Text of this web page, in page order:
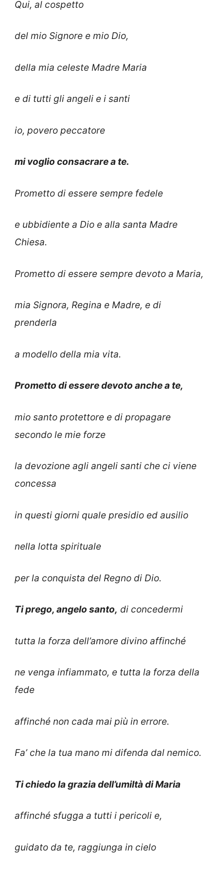
Qui, al cospetto
del mio Signore e mio Dio,
della mia celeste Madre Maria
e di tutti gli angeli e i santi
io, povero peccatore
mi voglio consacrare a te.
Prometto di essere sempre fedele
e ubbidiente a Dio e alla santa Madre
Chiesa.
Prometto di essere sempre devoto a Maria,
mia Signora, Regina e Madre, e di
prenderla
a modello della mia vita.
Prometto di essere devoto anche a te,
mio santo protettore e di propagare
secondo le mie forze
la devozione agli angeli santi che ci viene
concessa
in questi giorni quale presidio ed ausilio
nella lotta spirituale
per la conquista del Regno di Dio.
Ti prego, angelo santo, di concedermi
tutta la forza dell’amore divino affinché
ne venga infiammato, e tutta la forza della
fede
affinché non cada mai più in errore.
Fa’ che la tua mano mi difenda dal nemico.
Ti chiedo la grazia dell’umiltà di Maria
affinché sfugga a tutti i pericoli e,
guidato da te, raggiunga in cielo